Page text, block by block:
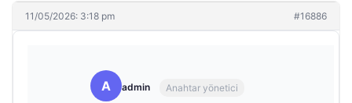
11/05/2026: 3:18 pm #16886
A admin Anahtar yönetici